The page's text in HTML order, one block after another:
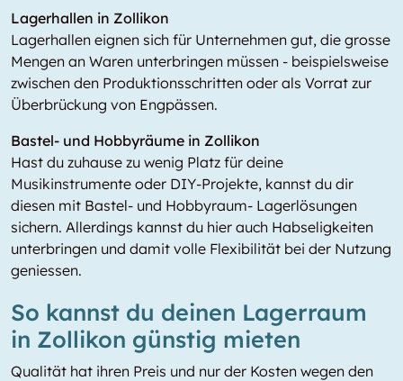
Lagerhallen in Zollikon
Lagerhallen eignen sich für Unternehmen gut, die grosse
Mengen an Waren unterbringen müssen - beispielsweise
zwischen den Produktionsschritten oder als Vorrat zur
Überbrückung von Engpässen.
Bastel- und Hobbyräume in Zollikon
Hast du zuhause zu wenig Platz für deine
Musikinstrumente oder DIY-Projekte, kannst du dir
diesen mit Bastel- und Hobbyraum- Lagerlösungen
sichern. Allerdings kannst du hier auch Habseligkeiten
unterbringen und damit volle Flexibilität bei der Nutzung
geniessen.
So kannst du deinen Lagerraum
in Zollikon günstig mieten
Qualität hat ihren Preis und nur der Kosten wegen den